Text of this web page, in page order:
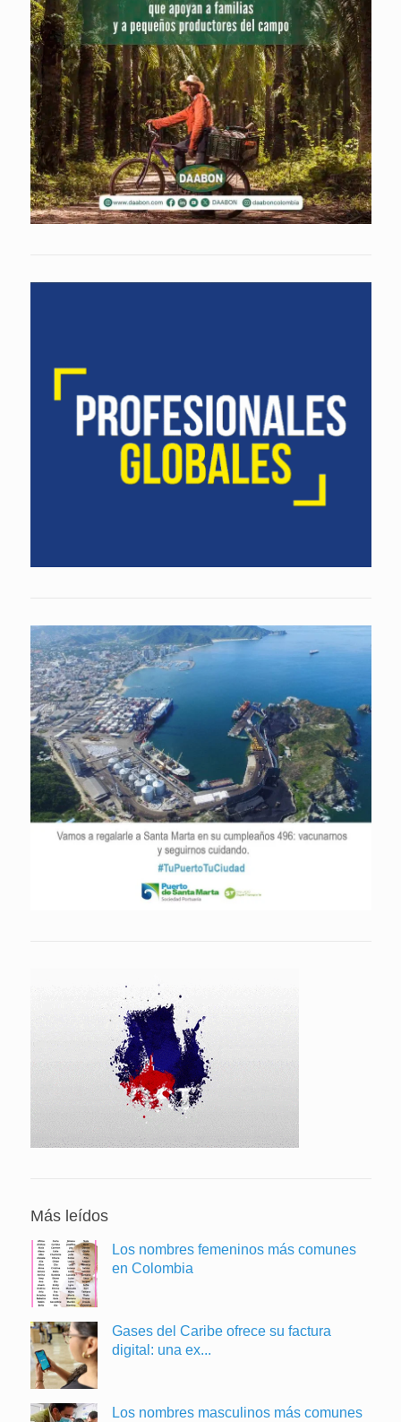
Más leídos
Los nombres femeninos más comunes
en Colombia
Gases del Caribe ofrece su factura
digital: una ex...
Los nombres masculinos más comunes